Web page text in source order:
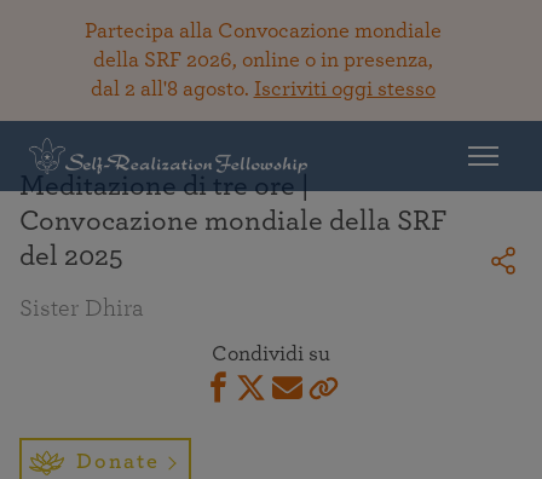
Partecipa alla Convocazione mondiale
della SRF 2026, online o in presenza,
dal 2 all'8 agosto. Iscriviti oggi stesso
Meditazione di tre ore |
Convocazione mondiale della SRF
del 2025
Sister Dhira
Condividi su
Donate